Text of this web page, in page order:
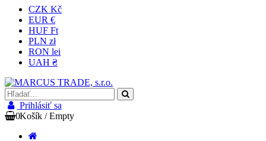
CZK Kč
EUR €
HUF Ft
PLN zł
RON lei
UAH ₴
Prihlásiť sa
0Košík /Empty